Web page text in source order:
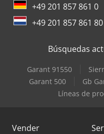
+49 201 857 861 0
+49 201 857 861 80
Búsquedas
Garant 91550
Garant 500
Gb
Líneas de
Vender